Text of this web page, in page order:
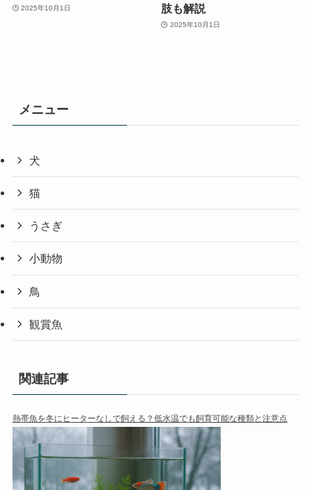
2025年10月1日
肢も解説
2025年10月1日
メニュー
犬
猫
うさぎ
小動物
鳥
観賞魚
関連記事
熱帯魚を冬にヒーターなしで飼える？低水温でも飼育可能な種類と注意点